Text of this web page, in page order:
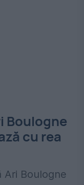
Boulogne
cu rea
Ari Boulogne